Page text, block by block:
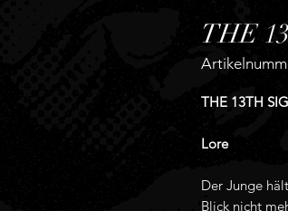
THE
THE 13TH
Lore
Der Junge
Blick nicht